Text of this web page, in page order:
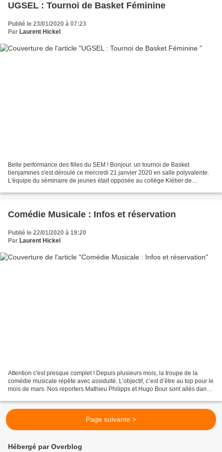
UGSEL : Tournoi de Basket Féminine
Publié le 23/01/2020 à 07:23
Par Laurent Hickel
Belle performance des filles du SEM ! Bonjour. un tournoi de Basket
benjamines s'est déroulé ce mercredi 21 janvier 2020 en salle polyvalente.
L'équipe du séminaire de jeunes était opposée au collège Kléber de
Comédie Musicale : Infos et réservation
Publié le 22/01/2020 à 19:20
Par Laurent Hickel
Attention c'est presque complet ! Depuis plusieurs mois, la troupe de la
comédie musicale répète avec assiduité. L’objectif, c’est d’être au top pour le
mois de mars. Nos reporters Mathieu Philipps et Hugo Bour sont allés dans
Page suivante >
Hébergé par Overblog